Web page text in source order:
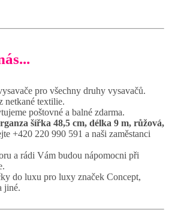
pro všechny druhy vysavačů.
netkané textilie.
poštovné a balné zdarma.
šířka 48,5 cm, délka 9 m, růžová,
+420 220 990 591 a naši zaměstanci
a rádi Vám budou nápomocni při
do luxu pro luxy značek Concept,
jiné.